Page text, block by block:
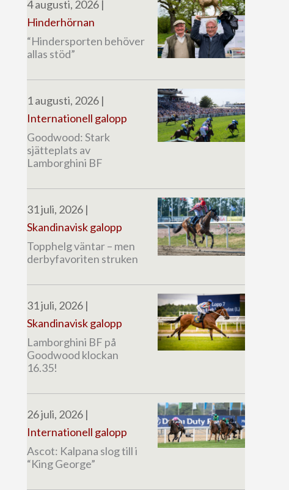
4 augusti, 2026 |
Hinderhörnan
“Hindersporten behöver
allas stöd”
1 augusti, 2026 |
Internationell galopp
Goodwood: Stark
sjätteplats av
Lamborghini BF
31 juli, 2026 |
Skandinavisk galopp
Topphelg väntar – men
derbyfavoriten struken
31 juli, 2026 |
Skandinavisk galopp
Lamborghini BF på
Goodwood klockan
16.35!
26 juli, 2026 |
Internationell galopp
Ascot: Kalpana slog till i
“King George”